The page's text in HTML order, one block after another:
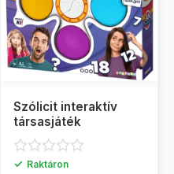
Szólicit interaktív
társasjáték
✓ Raktáron